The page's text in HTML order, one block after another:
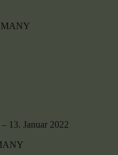
– 13. Januar 2022